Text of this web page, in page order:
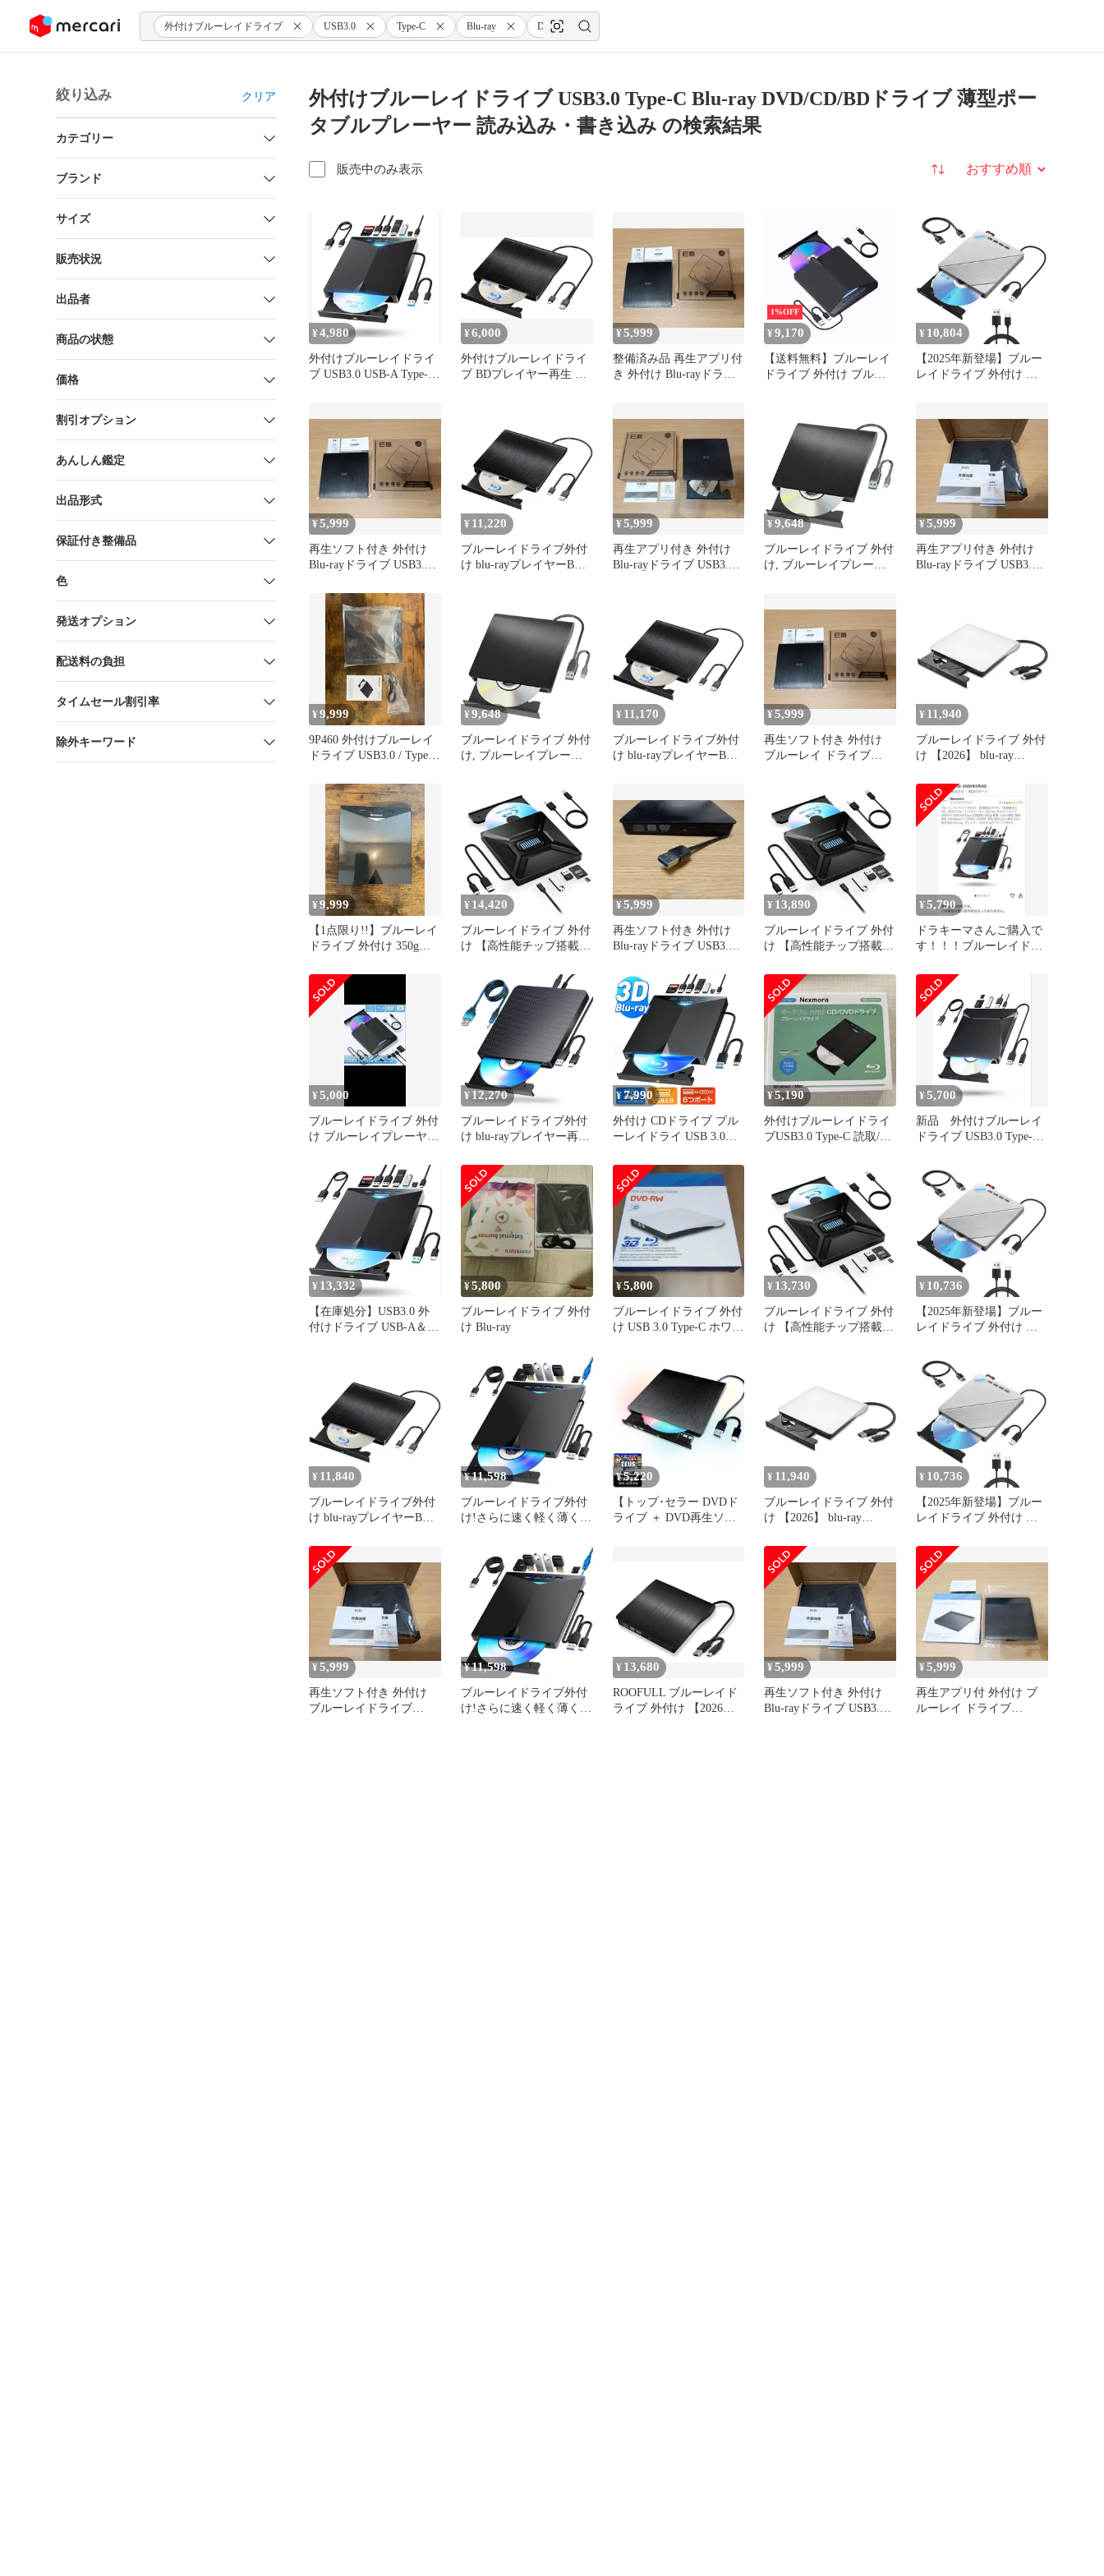
ツにスキップ 外付けブルーレイドライブ USB3.0 Type-C Blu-ray DVD/CD/BDドライブ
絞り込み クリア
カテゴリー
ブランド
サイズ
販売状況
出品者
商品の状態
価格
割引オプション
あんしん鑑定
出品形式
保証付き整備品
色
発送オプション
配送料の負担
タイムセール割引率
除外キーワード
外付けブルーレイドライブ USB3.0 Type-C Blu-ray DVD/CD/BDドライブ 薄型ポー
タブルプレーヤー 読み込み・書き込み の検索結果
販売中のみ表示 並び替え
¥ 4,980
外付けブルーレイドライ
ブ USB3.0 USB-A Type-C
¥6,000
外付けブルーレイドライ
ブ BDプレイヤー再生 読
Windows7/8/10/11 MAC
OS対応
¥5,999
整備済み品 再生アプリ付
き 外付け Blu-rayドライ
1%OFF
¥9,170
【送料無料】ブルーレイ
ドライブ 外付け ブルー
BD CD DVD 読み書き対
応 ブラック (S コー
ド:21352
¥ 10,804
【2025年新登場】ブルー
レイドライブ 外付け ブ
BD/CD/DVD プレーヤー
読取/書込可 ブルーレイ
プレーヤー Blu-ray プレ
イヤー 多機能 薄型 軽量
外付けブルーレイドライ
ブ ブルーレ ...
¥5,999
再生ソフト付き 外付け
Blu-rayドライブ USB3.0
¥ 11,220
ブルーレイドライブ外付
け blu-rayプレイヤーBD
Win7-11/MAC対応 ノート
パソコン対応 blu-ray け
ドライブ（white）mt
11e03bf8
¥5,999
再生アプリ付き 外付け
Blu-rayドライブ USB3.0
¥ 9,648
ブルーレイドライブ 外付
け, ブルーレイプレーヤ
取/書込可, 薄型 軽量 外付
¥5,999
再生アプリ付き 外付け
Blu-rayドライブ USB3.0
¥9,999
9P460 外付けブルーレイ
ドライブ USB3.0 / Type-C
¥ 9,648
ブルーレイドライブ 外付
け, ブルーレイプレーヤ
取/書込可, 薄型 軽量 外付
け
¥ 11,170
ブルーレイドライブ外付
け blu-rayプレイヤーBD
Win7-11/MAC対応 ノート
パソコン対応 blu-ray け
ドライブ（black）pms
¥5,999
再生ソフト付き 外付け
ブルーレイ ドライブ
¥ 11,940
ブルーレイドライブ 外付
け 【2026】 blu-ray
けブルーレイプレーヤー
blu-ray 外付けドライブ
USB3.0 USB-A＆Type-C
両接続 軽量 薄型 静音設
計 Windows11 10 2079716e
¥9,999
【1点限り!!】ブルーレイ
ドライブ 外付け 350g軽
¥ 14,420
ブルーレイドライブ 外付
け 【高性能チップ搭載】
USB3.0 & Type-C対応 ブ
ルーレイプレーヤー
DVD/CD/Blu-ray/M-DISC
読み込み・書き込み対
応,blu-ray 外付けドライ
ブ6in1多機能 SD/TFカーe
¥5,999
再生ソフト付き 外付け
Blu-rayドライブ USB3.0
¥ 13,890
ブルーレイドライブ 外付
け 【高性能チップ搭載】
USB3.0 & Type-C対応 ブ
ルーレイプレーヤー
DVD/CD/Blu-ray/M-DISC
読み込み・書き込み対
応,blu-ray 外付けドライ
ブ6in1多機能 1b5ab1e9
¥5,790
ドラキーマさんご購入で
す！！！ブルーレイドラ
¥5,000
ブルーレイドライブ 外付
け ブルーレイプレーヤー
¥ 12,270
ブルーレイドライブ外付
け blu-rayプレイヤー再生
c)BD/DVD/CDプレーヤー
外付けブルーレイ ドライ
ブ ブルーレイディスク対
応WIN7-11/MAC対応 ノ
ートパソコン対応
（black）mt 62959198
¥7,990
外付け CDドライブ ブル
ーレイドライ USB 3.0
ブルドライブ CD/DVD読
取/書込 USBケーブル内
蔵 TypeC付属
Window/Mac OS コンパク
ト GQ-DSMS3-BK
¥5,190
外付けブルーレイドライ
ブUSB3.0 Type-C 読取/書
¥5,700
新品 外付けブルーレイ
ドライブ USB3.0 Type-C
¥ 13,332
【在庫処分】USB3.0 外
付けドライブ USB-A＆
ーレイプレーヤー
10/8/7/XP/MAC OS対応
再生/読み込み/書き込み/
焼き対応 外付
¥5,800
ブルーレイドライブ 外付
け Blu-ray
¥5,800
ブルーレイドライブ 外付
け USB 3.0 Type-C ホワイ
¥ 13,730
ブルーレイドライブ 外付
け 【高性能チップ搭載】
DVD/CD/Blu-ray/M-DISC
読み込み・書き込み対
応,blu-ray 外付けドライ
ブ6in1多機能 6b80dda5
¥ 10,736
【2025年新登場】ブルー
レイドライブ 外付け ブ
USB3.0&Type-C両接続
BD/CD/DVD プレーヤー
読取/書込可 ブル
¥ 11,840
ブルーレイドライブ外付
け blu-rayプレイヤーBD
ルーレイプレーヤー対応
Win7-11/MAC対応 ノート
パソコン対応 blu-ray け
ドライブ（black）e
4d558f24
¥11,598
ブルーレイドライブ外付
け!さらに速く軽く薄く安
BDDVD/CD再生・読み込
み・書き込み対応ポータ
¥5,220
【トップ･セラー DVDド
ライブ ＋ DVD再生ソフ
4.0,Thunderbolt 互 換）、
Windows Mac Linux 他対
応、DVD/ bdbf8988
¥ 11,940
ブルーレイドライブ 外付
け 【2026】 blu-ray
けブルーレイプレーヤー
blu-ray 外付けドライブ
USB3.0 USB-A＆Type-C
両接続 軽量 薄型 静音設
計 Windows11
10/8/7/XP★m
¥ 10,736
【2025年新登場】ブルー
レイドライブ 外付け ブ
USB3.0&Type-C両接続
BD/CD/DVD プレーヤー
読取/書込可 ブル
¥5,999
再生ソフト付き 外付け
ブルーレイドライブ
¥11,598
ブルーレイドライブ外付
け!さらに速く軽く薄く安
¥ 13,680
ROOFULL ブルーレイド
ライブ 外付け 【2026革
¥5,999
再生ソフト付き 外付け
Blu-rayドライブ USB3.0
¥5,999
再生アプリ付 外付け ブ
ルーレイ ドライブ